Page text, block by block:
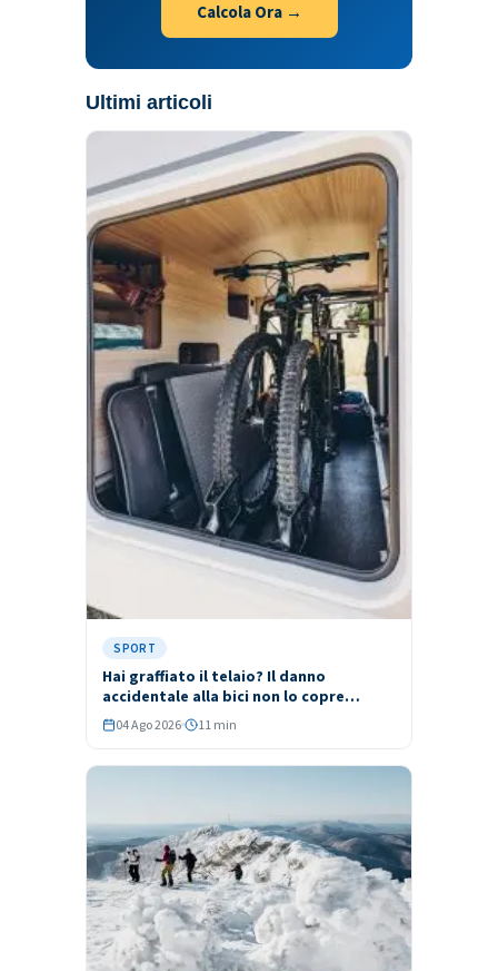
Calcola Ora →
Ultimi articoli
SPORT
Hai graffiato il telaio? Il danno
accidentale alla bici non lo copre
nessuno
04 Ago 2026 11 min